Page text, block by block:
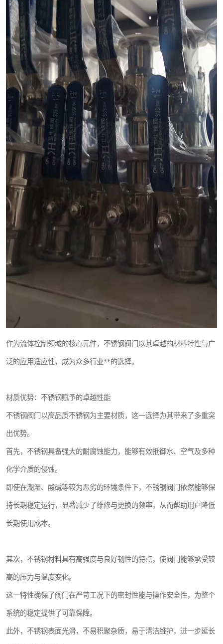
作为流体控制领域的核心元件，不锈钢阀门以其卓越的材料特性与广
泛的应用适应性，成为众多行业**的选择。
材质优势：不锈钢赋予的卓越性能
不锈钢阀门以高品质不锈钢为主要材质，这一选择为其带来了多重突
出优势。
首先，不锈钢具备强大的耐腐蚀能力，能够有效抵御水、空气及多种
化学介质的侵蚀。
即使在潮湿、酸碱等较为恶劣的环境条件下，不锈钢阀门依然能够保
持长期稳定运行，显著减少了维修与更换的频率，从而帮助用户降低
长期使用成本。
其次，不锈钢材料具有高强度与良好韧性的特点，使阀门能够承受较
高的压力与温度变化。
这一特性确保了阀门在严苛工况下的密封性能与操作安全性，为整个
系统的稳定提供了可靠保障。
此外，不锈钢表面光滑，不易积聚杂质，易于清洁维护，进一步延长